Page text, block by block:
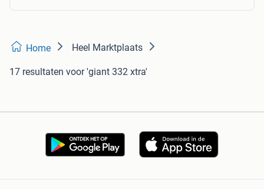
Home Heel Marktplaats
17 resultaten voor 'giant 332 xtra'